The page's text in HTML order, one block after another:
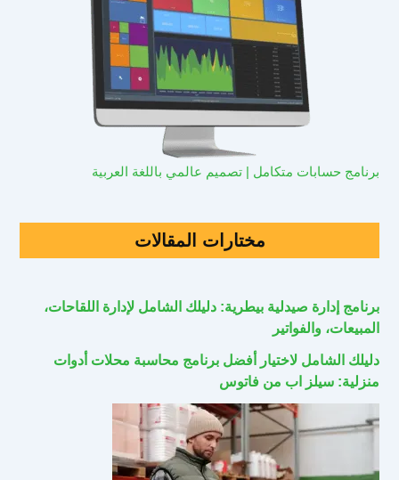
برنامج حسابات متكامل | تصميم عالمي باللغة العربية
مختارات المقالات
برنامج إدارة صيدلية بيطرية: دليلك الشامل لإدارة اللقاحات،
المبيعات، والفواتير
دليلك الشامل لاختيار أفضل برنامج محاسبة محلات أدوات
منزلية: سيلز اب من فاتوس